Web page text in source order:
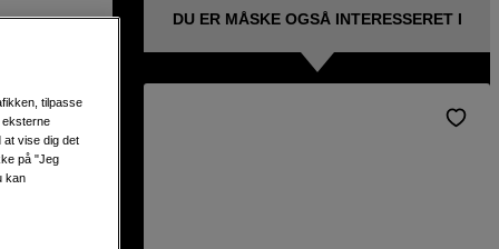
HDMI
DU ER MÅSKE OGSÅ INTERESSERET I
tilpasse
eksterne
at vise dig det
på "Jeg
kan